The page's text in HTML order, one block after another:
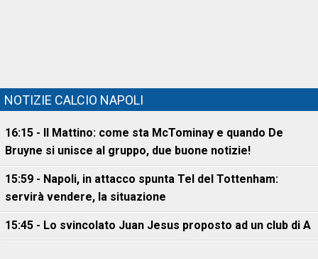
NOTIZIE CALCIO NAPOLI
16:15 - Il Mattino: come sta McTominay e quando De
Bruyne si unisce al gruppo, due buone notizie!
15:59 - Napoli, in attacco spunta Tel del Tottenham:
servirà vendere, la situazione
15:45 - Lo svincolato Juan Jesus proposto ad un club di A